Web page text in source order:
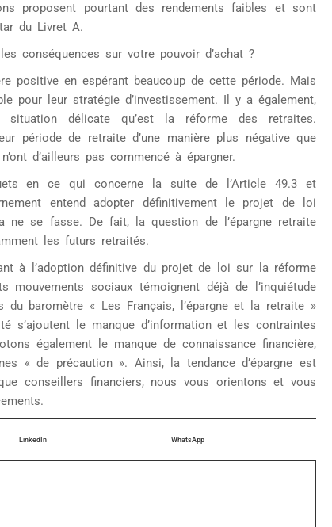
proposent pourtant des rendements faibles et sont
du Livret A.
conséquences sur votre pouvoir d’achat ?
positive en espérant beaucoup de cette période. Mais
pour leur stratégie d’investissement. Il y a également,
délicate qu’est la réforme des retraites.
période de retraite d’une manière plus négative que
d’ailleurs pas commencé à épargner.
en ce qui concerne la suite de l’Article 49.3 et
entend adopter définitivement le projet de loi
ne se fasse. De fait, la question de l’épargne retraite
les futurs retraités.
à l’adoption définitive du projet de loi sur la réforme
sociaux témoignent déjà de l’inquiétude
baromètre « Les Français, l’épargne et la retraite »
s’ajoutent le manque d’information et les contraintes
également le manque de connaissance financière,
« de précaution ». Ainsi, la tendance d’épargne est
conseillers financiers, nous vous orientons et vous
LinkedIn WhatsApp